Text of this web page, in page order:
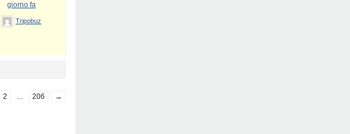
giorno fa
Tripobuz
2 … 206 →